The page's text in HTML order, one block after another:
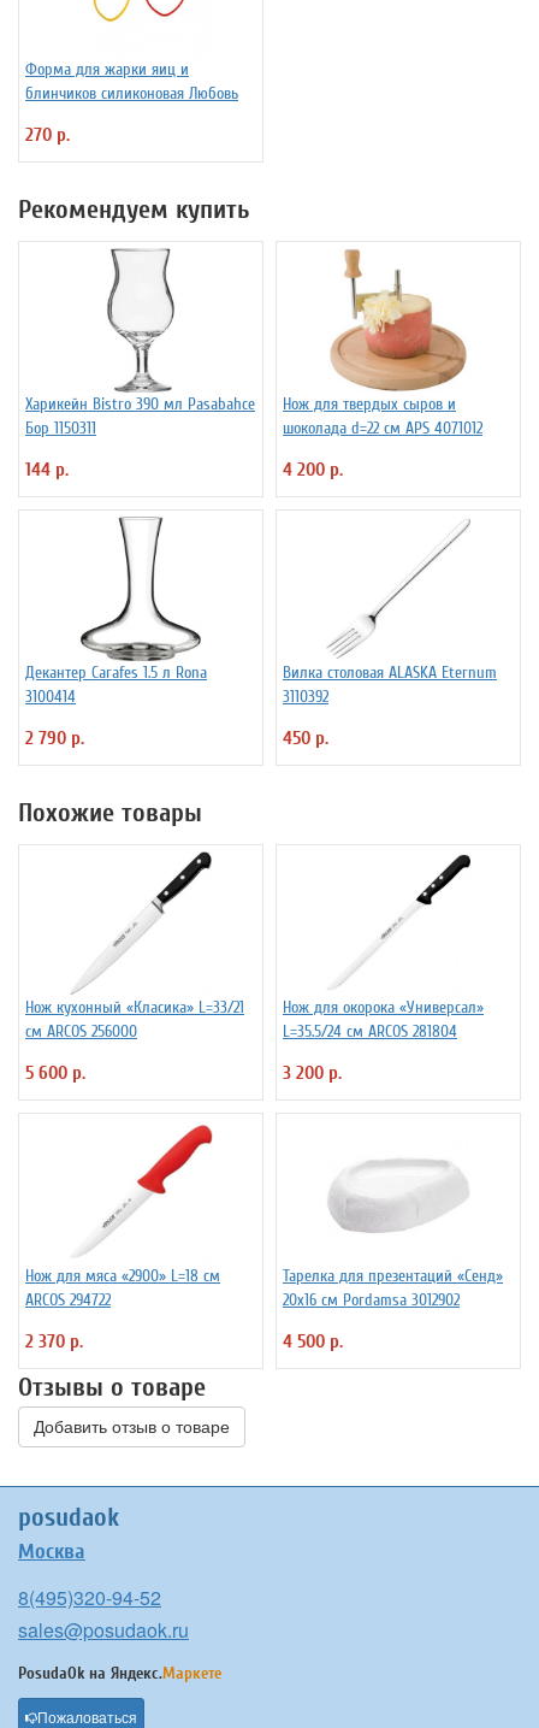
Форма для жарки яиц и
блинчиков силиконовая Любовь
270 р.
Рекомендуем купить
Харикейн Bistro 390 мл Pasabahce
Бор 1150311
144 р.
Нож для твердых сыров и
шоколада d=22 см APS 4071012
4 200 р.
Декантер Carafes 1.5 л Rona
3100414
2 790 р.
Вилка столовая ALASKA Eternum
3110392
450 р.
Похожие товары
Нож кухонный «Класика» L=33/21
см ARCOS 256000
5 600 р.
Нож для окорока «Универсал»
L=35.5/24 см ARCOS 281804
3 200 р.
Нож для мяса «2900» L=18 см
ARCOS 294722
2 370 р.
Тарелка для презентаций «Сенд»
20х16 см Pordamsa 3012902
4 500 р.
Отзывы о товаре
Добавить отзыв о товаре
posudaok
Москва
8(495)320-94-52
sales@posudaok.ru
PosudaOk на Яндекс.Маркете
Пожаловаться